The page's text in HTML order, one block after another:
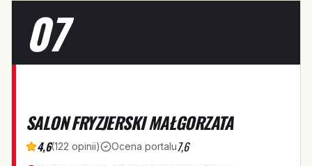
07
S
SALON FRYZJERSKI MAŁGORZATA
4,6(122 opinii) Ocena portalu7,6